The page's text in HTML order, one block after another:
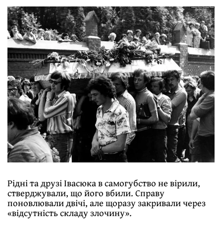
Рідні та друзі Івасюка в самогубство не вірили,
стверджували, що його вбили. Справу
поновлювали двічі, але щоразу закривали через
«відсутність складу злочину».